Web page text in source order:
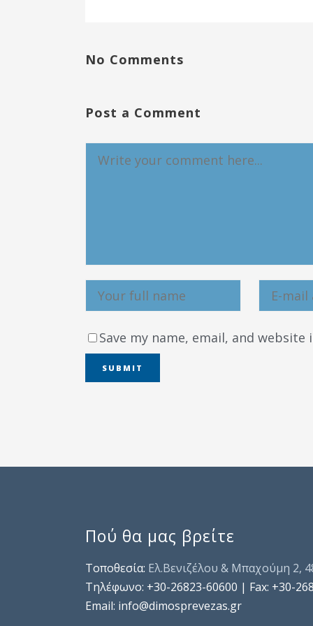
No Comments
Post a Comment
Save my name, email, and
Πού θα μας βρείτε
Τοποθεσία: Ελ.Βενιζέλου & Μπαχούμη 2,
Τηλέφωνo: +30-26823-60600 | Fax: +30-
Email: info@dimosprevezas.gr